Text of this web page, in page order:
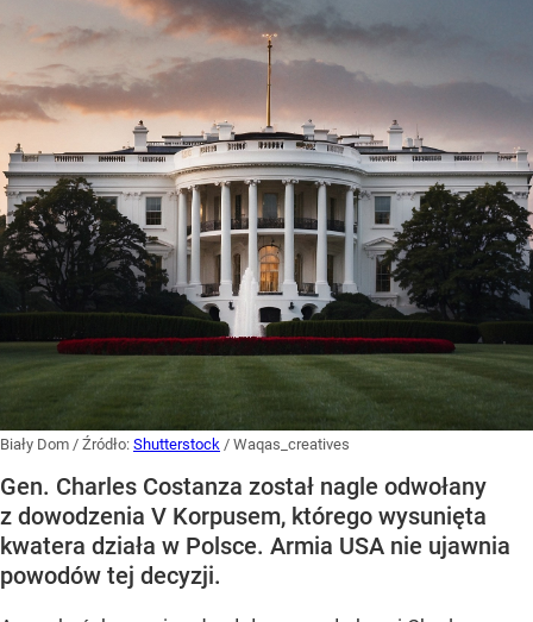
Biały Dom / Źródło: Shutterstock / Waqas_creatives
Gen. Charles Costanza został nagle odwołany
z dowodzenia V Korpusem, którego wysunięta
kwatera działa w Polsce. Armia USA nie ujawnia
powodów tej decyzji.